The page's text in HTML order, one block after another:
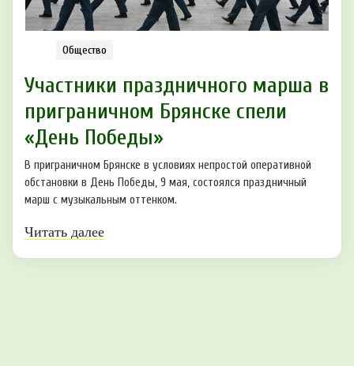
Общество
Участники праздничного марша в
приграничном Брянске спели
«День Победы»
В приграничном Брянске в условиях непростой оперативной
обстановки в День Победы, 9 мая, состоялся праздничный
марш с музыкальным оттенком.
Читать далее